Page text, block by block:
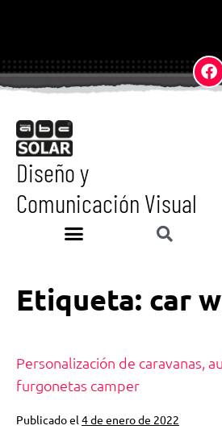
Diseño y
Comunicación Visual
Etiqueta: car
Personalización de caravanas,
furgonetas camper
Publicado el 4 de enero de 2022